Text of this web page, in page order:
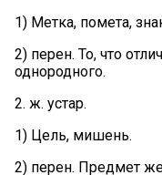
1) Метка, помета,
2) перен. То, что
однородного.
2. ж. устар.
1) Цель, мишень.
2) перен. Предмет